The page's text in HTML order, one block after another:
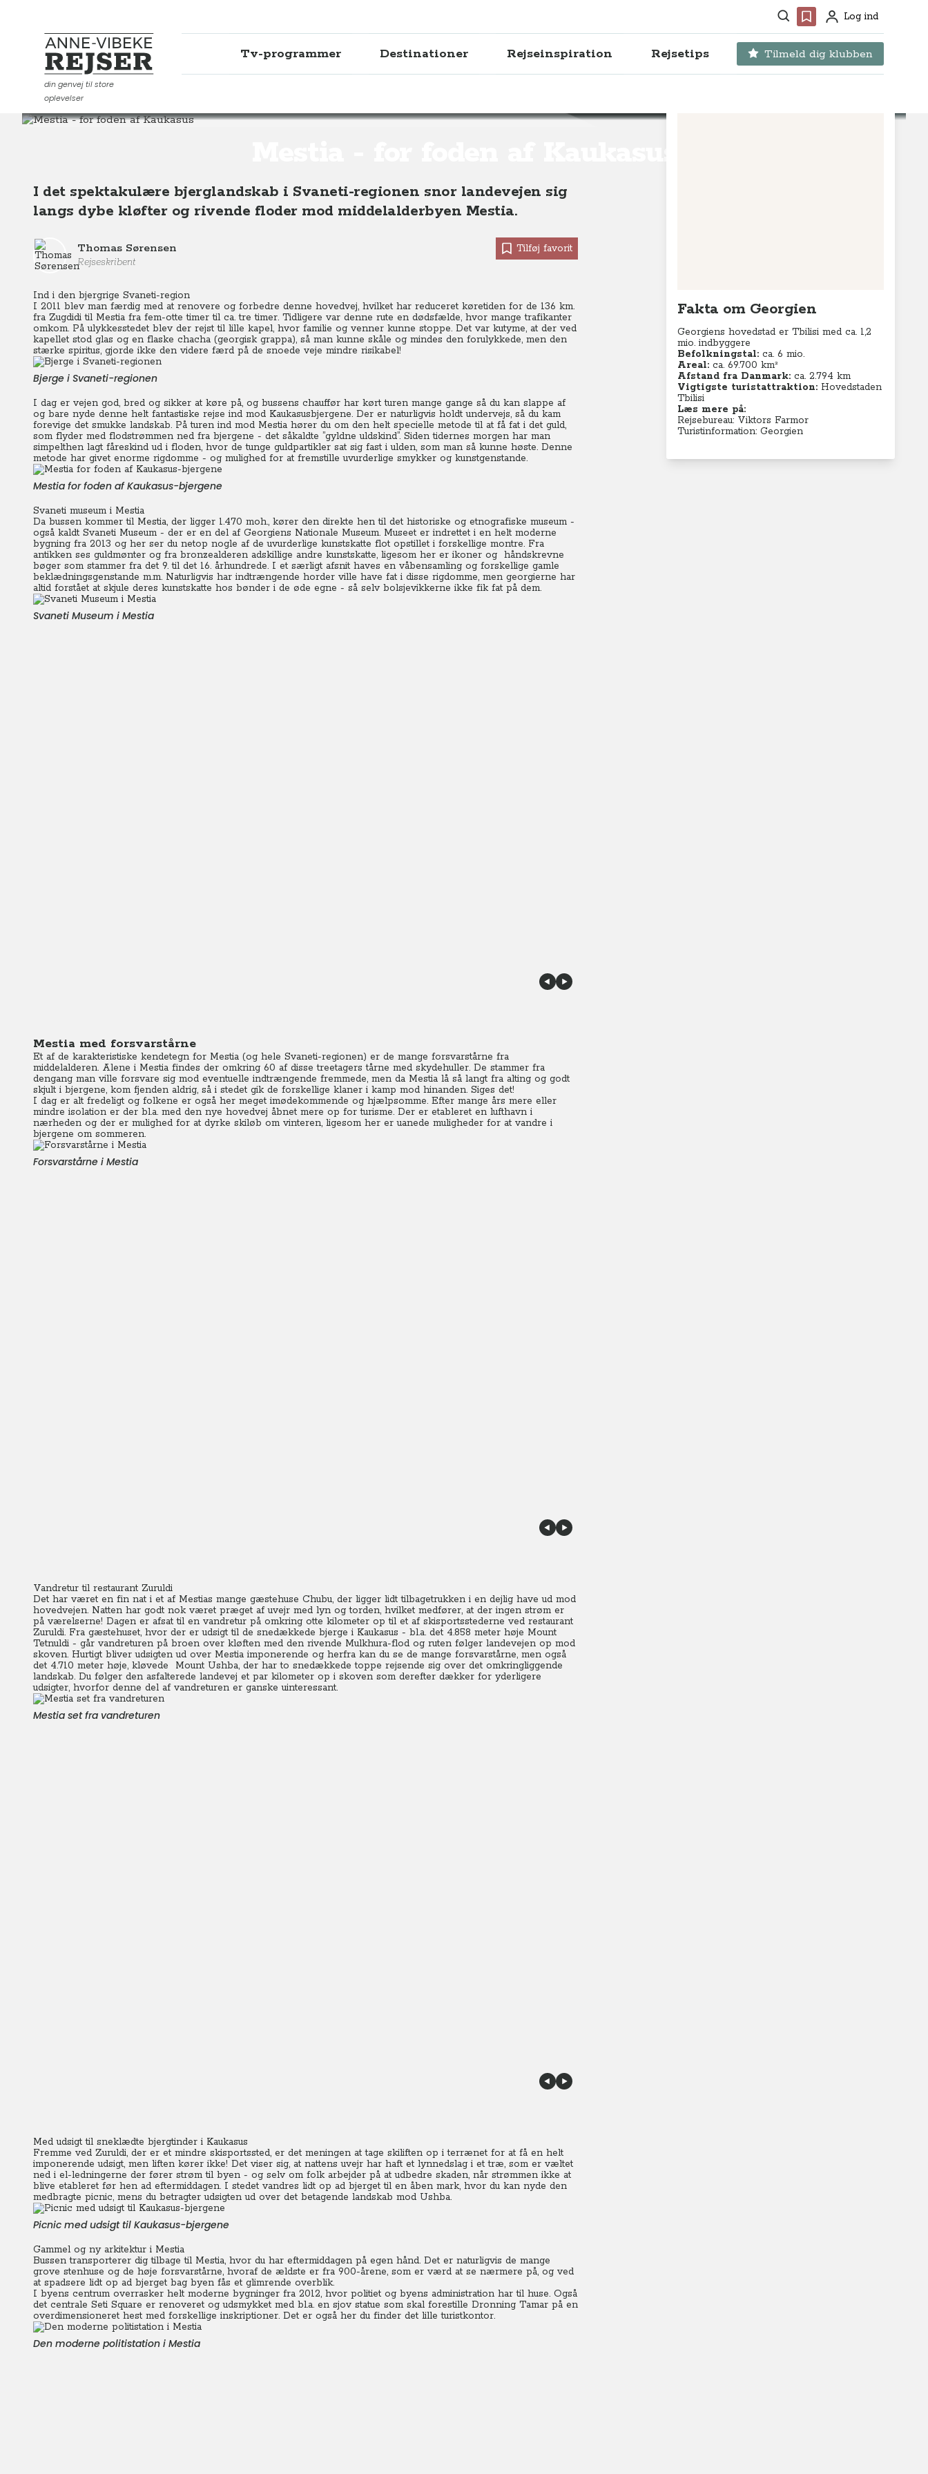
Søg Favoritter
ProfilLog ind
Anne-Vibeke Rejser
din genvej til store
oplevelser
Tv-programmer Destinationer Rejseinspiration Rejsetips Tilmeld dig klubben
Destinationer
I det spektakulære bjerglandskab i Svaneti-regionen snor landevejen sig
langs dybe kløfter og rivende floder mod middelalderbyen Mestia.
Thomas Sørensen
Rejseskribent
Tilføj favorit
Ind i den bjergrige Svaneti-region
I 2011 blev man færdig med at renovere og forbedre denne hovedvej, hvilket har reduceret køretiden for de 136 km.
fra Zugdidi til Mestia fra fem-otte timer til ca. tre timer. Tidligere var denne rute en dødsfælde, hvor mange trafikanter
omkom. På ulykkesstedet blev der rejst til lille kapel, hvor familie og venner kunne stoppe. Det var kutyme, at der ved
kapellet stod glas og en flaske chacha (georgisk grappa), så man kunne skåle og mindes den forulykkede, men den
stærke spiritus, gjorde ikke den videre færd på de snoede veje mindre risikabel!
Bjerge i Svaneti-regionen
I dag er vejen god, bred og sikker at køre på, og bussens chauffør har kørt turen mange gange så du kan slappe af
og bare nyde denne helt fantastiske rejse ind mod Kaukasusbjergene. Der er naturligvis holdt undervejs, så du kam
forevige det smukke landskab. På turen ind mod Mestia hører du om den helt specielle metode til at få fat i det guld,
som flyder med flodstrømmen ned fra bjergene - det såkaldte ”gyldne uldskind”. Siden tidernes morgen har man
simpelthen lagt fåreskind ud i floden, hvor de tunge guldpartikler sat sig fast i ulden, som man så kunne høste. Denne
metode har givet enorme rigdomme - og mulighed for at fremstille uvurderlige smykker og kunstgenstande.
Mestia for foden af Kaukasus-bjergene
Svaneti museum i Mestia
Da bussen kommer til Mestia, der ligger 1.470 moh., kører den direkte hen til det historiske og etnografiske museum -
også kaldt Svaneti Museum - der er en del af Georgiens Nationale Museum. Museet er indrettet i en helt moderne
bygning fra 2013 og her ser du netop nogle af de uvurderlige kunstskatte flot opstillet i forskellige montre. Fra
antikken ses guldmønter og fra bronzealderen adskillige andre kunstskatte, ligesom her er ikoner og håndskrevne
bøger som stammer fra det 9. til det 16. århundrede. I et særligt afsnit haves en våbensamling og forskellige gamle
beklædningsgenstande m.m. Naturligvis har indtrængende horder ville have fat i disse rigdomme, men georgierne har
altid forstået at skjule deres kunstskatte hos bønder i de øde egne - så selv bolsjevikkerne ikke fik fat på dem.
Svaneti Museum i Mestia
Mestia med forsvarstårne
Et af de karakteristiske kendetegn for Mestia (og hele Svaneti-regionen) er de mange forsvarstårne fra
middelalderen. Alene i Mestia findes der omkring 60 af disse treetagers tårne med skydehuller. De stammer fra
dengang man ville forsvare sig mod eventuelle indtrængende fremmede, men da Mestia lå så langt fra alting og godt
skjult i bjergene, kom fjenden aldrig, så i stedet gik de forskellige klaner i kamp mod hinanden. Siges det!
I dag er alt fredeligt og folkene er også her meget imødekommende og hjælpsomme. Efter mange års mere eller
mindre isolation er der bl.a. med den nye hovedvej åbnet mere op for turisme. Der er etableret en lufthavn i
nærheden og der er mulighed for at dyrke skiløb om vinteren, ligesom her er uanede muligheder for at vandre i
bjergene om sommeren.
Forsvarstårne i Mestia
Vandretur til restaurant Zuruldi
Det har været en fin nat i et af Mestias mange gæstehuse Chubu, der ligger lidt tilbagetrukken i en dejlig have ud mod
hovedvejen. Natten har godt nok været præget af uvejr med lyn og torden, hvilket medfører, at der ingen strøm er
på værelserne! Dagen er afsat til en vandretur på omkring otte kilometer op til et af skisportsstederne ved restaurant
Zuruldi. Fra gæstehuset, hvor der er udsigt til de snedækkede bjerge i Kaukasus - bl.a. det 4.858 meter høje Mount
Tetnuldi - går vandreturen på broen over kløften med den rivende Mulkhura-flod og ruten følger landevejen op mod
skoven. Hurtigt bliver udsigten ud over Mestia imponerende og herfra kan du se de mange forsvarstårne, men også
det 4.710 meter høje, kløvede Mount Ushba, der har to snedækkede toppe rejsende sig over det omkringliggende
landskab. Du følger den asfalterede landevej et par kilometer op i skoven som derefter dækker for yderligere
udsigter, hvorfor denne del af vandreturen er ganske uinteressant.
Mestia set fra vandreturen
Med udsigt til sneklædte bjergtinder i Kaukasus
Fremme ved Zuruldi, der er et mindre skisportssted, er det meningen at tage skiliften op i terrænet for at få en helt
imponerende udsigt, men liften kører ikke! Det viser sig, at nattens uvejr har haft et lynnedslag i et træ, som er væltet
ned i el-ledningerne der fører strøm til byen - og selv om folk arbejder på at udbedre skaden, når strømmen ikke at
blive etableret før hen ad eftermiddagen. I stedet vandres lidt op ad bjerget til en åben mark, hvor du kan nyde den
medbragte picnic, mens du betragter udsigten ud over det betagende landskab mod Ushba.
Picnic med udsigt til Kaukasus-bjergene
Gammel og ny arkitektur i Mestia
Bussen transporterer dig tilbage til Mestia, hvor du har eftermiddagen på egen hånd. Det er naturligvis de mange
grove stenhuse og de høje forsvarstårne, hvoraf de ældste er fra 900-årene, som er værd at se nærmere på, og ved
at spadsere lidt op ad bjerget bag byen fås et glimrende overblik.
I byens centrum overrasker helt moderne bygninger fra 2012, hvor politiet og byens administration har til huse. Også
det centrale Seti Square er renoveret og udsmykket med bl.a. en sjov statue som skal forestille Dronning Tamar på en
overdimensioneret hest med forskellige inskriptioner. Det er også her du finder det lille turistkontor.
Den moderne politistation i Mestia
Fakta om Georgien
Georgiens hovedstad er Tbilisi med ca. 1,2
mio. indbyggere
Befolkningstal: ca. 6 mio.
Areal:ca. 69.700 km²
Afstand fra Danmark: ca. 2.794 km
Vigtigste turistattraktion: Hovedstaden
Tbilisi
Læs mere på:
Rejsebureau: Viktors Farmor
Turistinformation: Georgien